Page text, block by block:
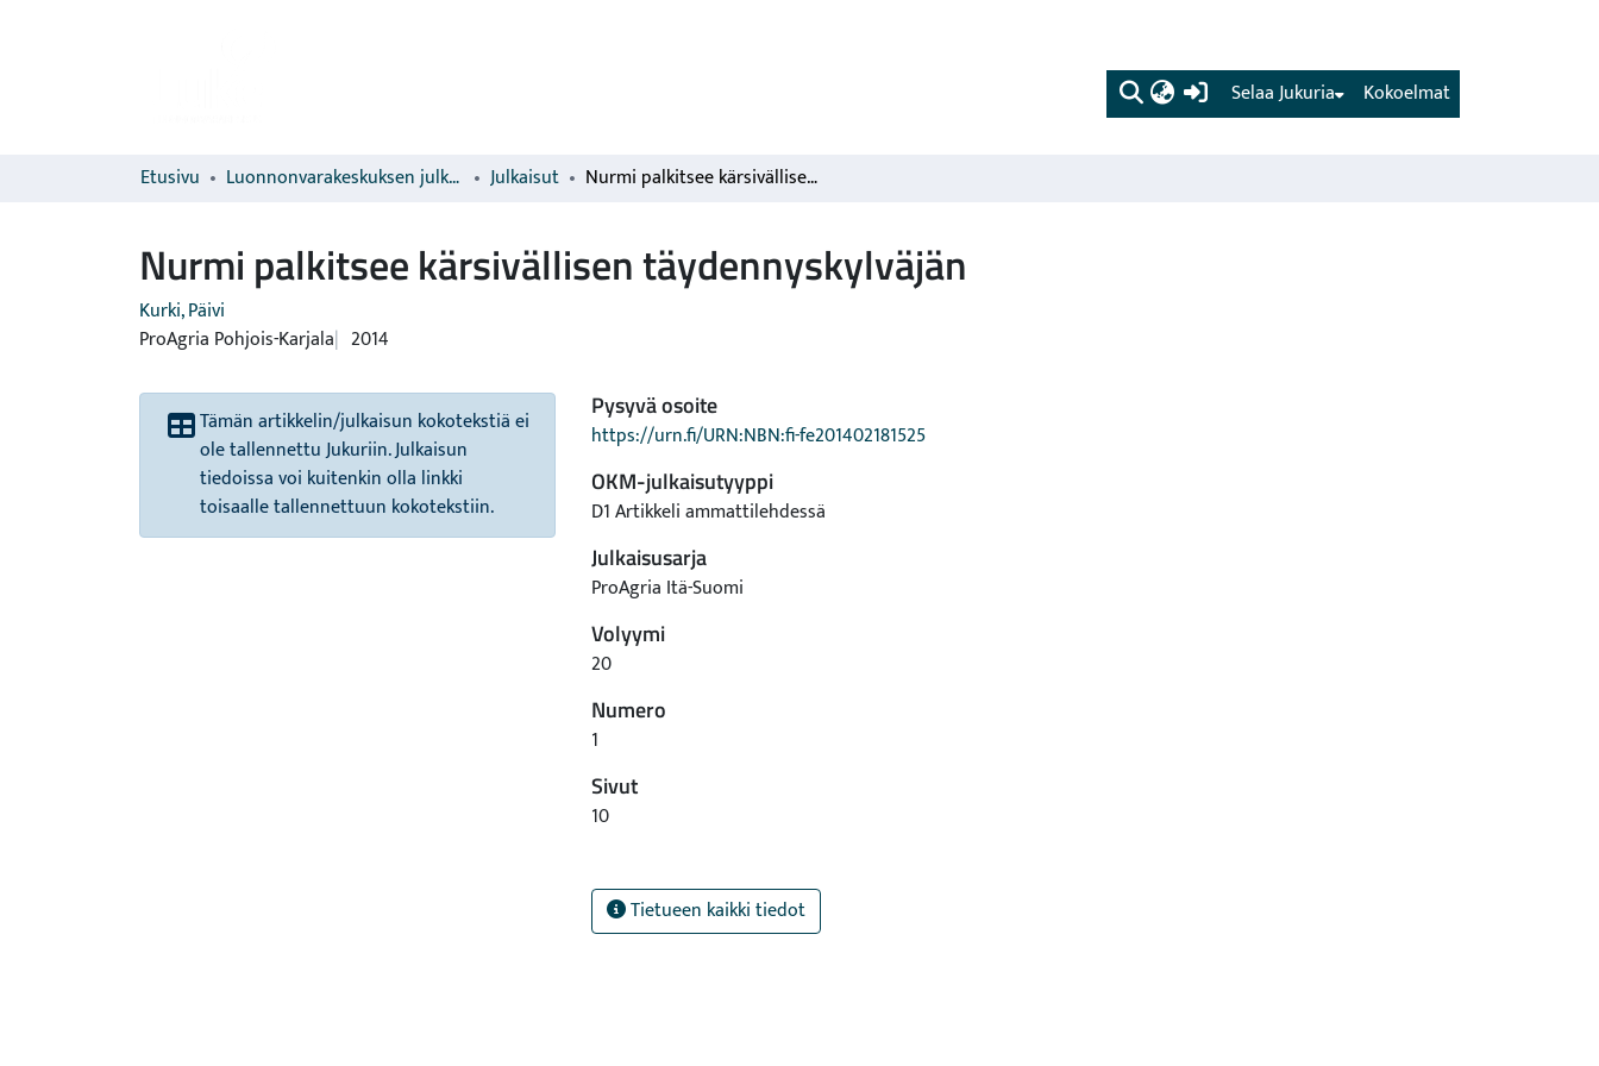
(current) Kokoelmat
Selaa Jukuria
Etusivu Luonnonvarakeskuksen julkaisut Julkaisut Nurmi palkitsee kärsivällisen täydennyskylväjän
Nurmi palkitsee kärsivällisen täydennyskylväjän
Kurki, Päivi
ProAgria Pohjois-Karjala 2014
Tämän artikkelin/julkaisun kokotekstiä ei
ole tallennettu Jukuriin. Julkaisun
tiedoissa voi kuitenkin olla linkki
toisaalle tallennettuun kokotekstiin.
Pysyvä osoite
https://urn.fi/URN:NBN:fi-fe201402181525
OKM-julkaisutyyppi
D1 Artikkeli ammattilehdessä
Julkaisusarja
ProAgria Itä-Suomi
Volyymi
20
Numero
1
Sivut
10
Tietueen kaikki tiedot